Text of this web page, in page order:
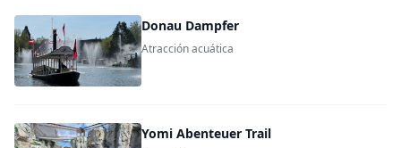
Donau Dampfer
Atracción acuática
Yomi Abenteuer Trail